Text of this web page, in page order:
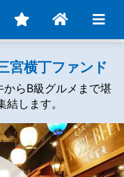
宮横丁ファンド
らB級グルメまで堪
します。